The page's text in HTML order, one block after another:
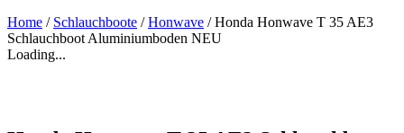
Home / Schlauchboote /Honwave / Honda Honwave T 35 AE3
Schlauchboot Aluminiumboden NEU
Loading...